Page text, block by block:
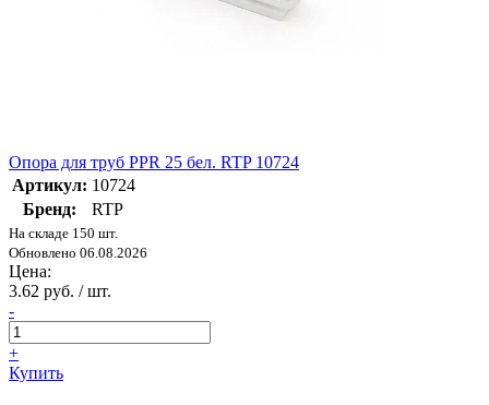
Опора для труб PPR 25 бел. RTP 10724
Артикул: 10724
Бренд:
RTP
На складе 150 шт.
Обновлено 06.08.2026
Цена:
3.62 руб. / шт.
-
+
Купить